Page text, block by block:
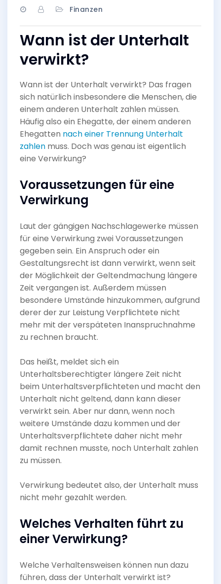
Finanzen
Wann ist der Unterhalt
verwirkt?
Wann ist der Unterhalt verwirkt? Das fragen
sich natürlich insbesondere die Menschen, die
einem anderen Unterhalt zahlen müssen.
Häufig also ein Ehegatte, der einem anderen
Ehegatten nach einer Trennung Unterhalt
zahlen muss. Doch was genau ist eigentlich
eine Verwirkung?
Voraussetzungen für eine
Verwirkung
Laut der gängigen Nachschlagewerke müssen
für eine Verwirkung zwei Voraussetzungen
gegeben sein. Ein Anspruch oder ein
Gestaltungsrecht ist dann verwirkt, wenn seit
der Möglichkeit der Geltendmachung längere
Zeit vergangen ist. Außerdem müssen
besondere Umstände hinzukommen, aufgrund
derer der zur Leistung Verpflichtete nicht
mehr mit der verspäteten Inanspruchnahme
zu rechnen braucht.
Das heißt, meldet sich ein
Unterhaltsberechtigter längere Zeit nicht
beim Unterhaltsverpflichteten und macht den
Unterhalt nicht geltend, dann kann dieser
verwirkt sein. Aber nur dann, wenn noch
weitere Umstände dazu kommen und der
Unterhaltsverpflichtete daher nicht mehr
damit rechnen musste, noch Unterhalt zahlen
zu müssen.
Verwirkung bedeutet also, der Unterhalt muss
nicht mehr gezahlt werden.
Welches Verhalten führt zu
einer Verwirkung?
Welche Verhaltensweisen können nun dazu
führen, dass der Unterhalt verwirkt ist?